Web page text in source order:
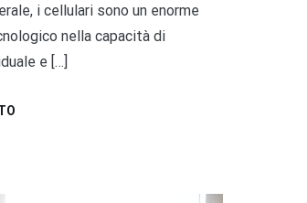
i cellulari sono un enorme
nella capacità di
e […]